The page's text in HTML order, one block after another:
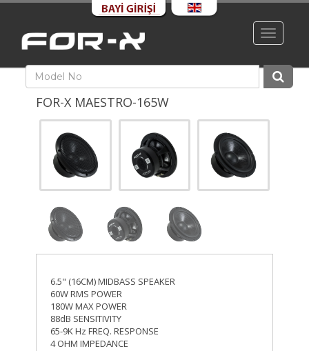
Toggle
FOR-X MAESTRO-165W
6.5" (16CM) MIDBASS SPEAKER
60W RMS POWER
180W MAX POWER
88dB SENSITIVITY
65-9K Hz FREQ. RESPONSE
4 OHM IMPEDANCE